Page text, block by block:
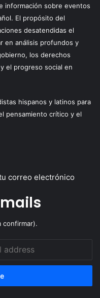
información sobre eventos
El propósito del
desatendidas el
en análisis profundos y
los derechos
el progreso social en
hispanos y latinos para
pensamiento crítico y el
correo electrónico
confirmar).